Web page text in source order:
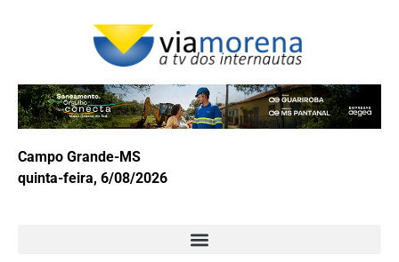
Campo Grande-MS
quinta-feira, 6/08/2026